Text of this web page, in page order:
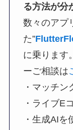
る方法が分
数々のアプ
た”
に乗ります。
ーご相談は
・マッチン
・ライブE
・生成AIを